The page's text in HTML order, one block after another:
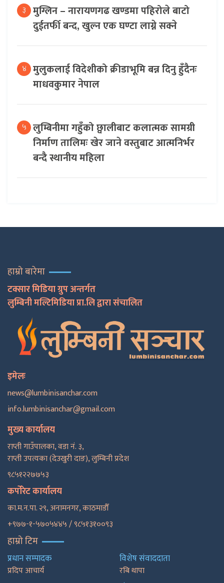
३ मुग्लिन – नारायणगढ खण्डमा पहिरोले बाटो
दुईतर्फी बन्द, खुल्न एक घण्टा लाग्ने सक्ने
४ मुलुकलाई विदेशीको क्रीडाभूमि बन्न दिनु हुँदैनः
माधवकुमार नेपाल
५ लुम्बिनीमा गहुँको छ्वालीबाट कलात्मक सामग्री
निर्माण तालिमः खेर जाने वस्तुबाट आत्मनिर्भर
बन्दै स्थानीय महिला
हाम्रो बारेमा
टक्सार मिडिया ग्रुप अन्तर्गत
लुम्बिनी मल्टिमिडिया प्रा.लि द्वारा संचालित
इमेलः
news@lumbinisanchar.com
info.lumbinisanchar@gmail.com
मुख्य कार्यालय
राप्ती गाउँपालका, वडा नं. ३,
राप्ती उपत्यका (देउखुरी दाङ), लुम्बिनी प्रदेश
९८५१२२७७५३
कर्पोरेट कार्यालय
का.म.न.पा. २९, अनामनगर, काठमाडाैँ
+९७७-१-५७०५४४५ / ९८५१३१००९३
हाम्रो टिम
प्रधान सम्पादक
प्रदिप आचार्य
विशेष संवाददाता
रबि थापा